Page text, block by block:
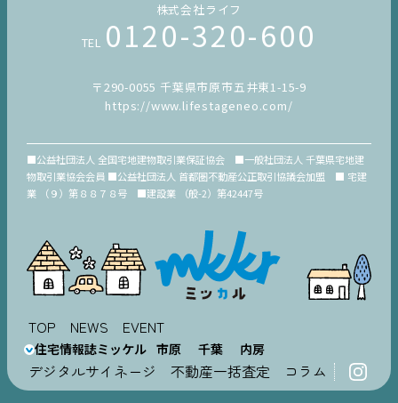
株式会社ライフ
TEL 0120-320-600
〒290-0055 千葉県市原市五井東1-15-9
https://www.lifestageneo.com/
■公益社団法人 全国宅地建物取引業保証協会 ■一般社団法人 千葉県宅地建
物取引業協会会員 ■公益社団法人 首都圏不動産公正取引協議会加盟 ■ 宅建
業 （９）第８８７８号 ■建設業 （般-2）第42447号
TOP NEWS EVENT
住宅情報誌ミッケル 市原 千葉 内房
デジタルサイネージ 不動産一括査定 コラム